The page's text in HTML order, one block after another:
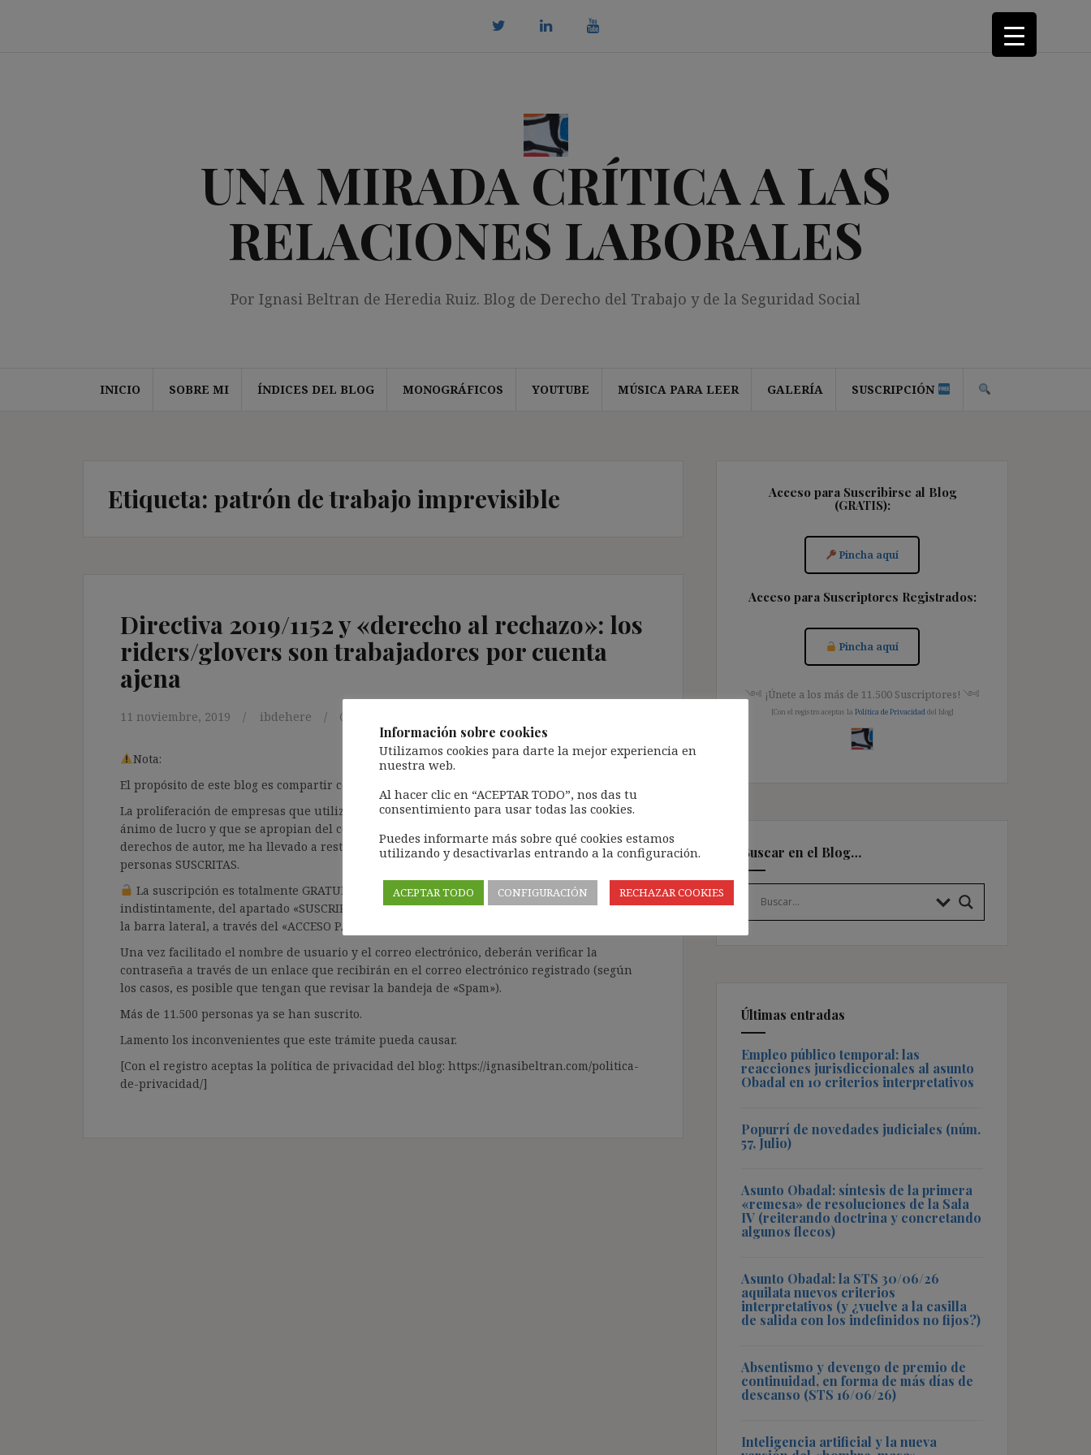
UNA MIRADA CRÍTICA A LAS
RELACIONES LABORALES
Por Ignasi Beltran de Heredia Ruiz. Blog de Derecho del Trabajo y de la Seguridad Social
INICIO SOBRE MI ÍNDICES DEL BLOG MONOGRÁFICOS YOUTUBE MÚSICA PARA LEER GALERÍA SUSCRIPCIÓN
Etiqueta: patrón de trabajo imprevisible
Directiva 2019/1152 y «derecho al rechazo»: los
riders/glovers son trabajadores por cuenta
ajena
11 noviembre, 2019 ibdehere Comentarios Jurisprudencia
Nota:
El propósito de este blog es compartir contenido de forma totalmente GRATUITA.
La proliferación de empresas que utilizan la Inteligencia Artificial Generativa (IAG) con
ánimo de lucro y que se apropian del contenido de terceros sin ningún respeto por los
derechos de autor, me ha llevado a restringir el contenido del blog únicamente a las
personas SUSCRITAS.
La suscripción es totalmente GRATUITA y tramitarla solo lleva unos segundos a través,
indistintamente, del apartado «SUSCRIPCIÓN» que aparece en la barra de MENÚ; o bien, en
la barra lateral, a través del «ACCESO PARA SUSCRIBIRSE AL BLOG».
Una vez facilitado el nombre de usuario y el correo electrónico, deberán verificar la
contraseña a través de un enlace que recibirán en el correo electrónico registrado (según
los casos, es posible que tengan que revisar la bandeja de «Spam»).
Más de 11.500 personas ya se han suscrito.
Lamento los inconvenientes que este trámite pueda causar.
[Con el registro aceptas la política de privacidad del blog: https://ignasibeltran.com/politica-
de-privacidad/]
Acceso para Suscribirse al Blog
(GRATIS):
Pincha aquí
Acceso para Suscriptores Registrados:
Pincha aquí
༺ ¡Únete a los más de 11.500 Suscriptores! ༺
[Con el registro aceptas la Política de Privacidad del blog]
Buscar en el Blog…
Últimas entradas
Empleo público temporal: las
reacciones jurisdiccionales al asunto
Obadal en 10 criterios interpretativos
Popurrí de novedades judiciales (núm.
57, Julio)
Asunto Obadal: síntesis de la primera
«remesa» de resoluciones de la Sala
IV (reiterando doctrina y concretando
algunos flecos)
Asunto Obadal: la STS 30/06/26
aquilata nuevos criterios
interpretativos (y ¿vuelve a la casilla
de salida con los indefinidos no fijos?)
Absentismo y devengo de premio de
continuidad, en forma de más días de
descanso (STS 16/06/26)
Inteligencia artificial y la nueva
Información sobre cookies
Utilizamos cookies para darte la mejor experiencia en
nuestra web.
Al hacer clic en “ACEPTAR TODO”, nos das tu
consentimiento para usar todas las cookies.
Puedes informarte más sobre qué cookies estamos
utilizando y desactivarlas entrando a la configuración.
ACEPTAR TODO CONFIGURACIÓN RECHAZAR COOKIES